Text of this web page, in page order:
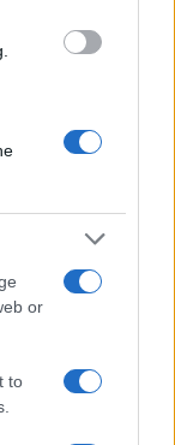
or
to
la identidad
y